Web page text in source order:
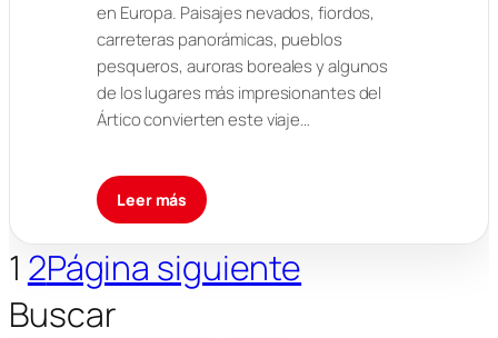
en Europa. Paisajes nevados, fiordos,
carreteras panorámicas, pueblos
pesqueros, auroras boreales y algunos
de los lugares más impresionantes del
Ártico convierten este viaje…
Leer más
1 2Página siguiente
Buscar